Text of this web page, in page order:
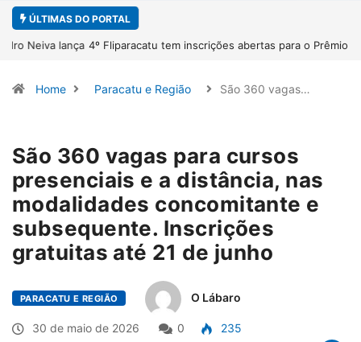
ÚLTIMAS DO PORTAL
4º Fliparacatu tem inscrições abertas para o Prêmio de Redação e
Home Paracatu e Região São 360 vagas…
São 360 vagas para cursos
presenciais e a distância, nas
modalidades concomitante e
subsequente. Inscrições
gratuitas até 21 de junho
PARACATU E REGIÃO O Lábaro
30 de maio de 2026 0
235